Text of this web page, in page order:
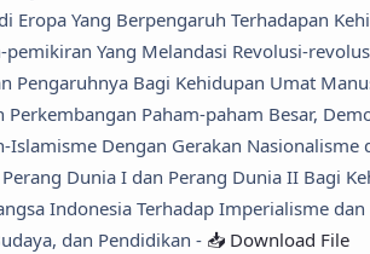
Eropa Yang Berpengaruh Terhadapan
Yang Melandasi Revolusi-
Pengaruhnya Bagi Kehidupan Umat
Perkembangan Paham-paham Besar,
Islamisme Dengan Gerakan Nasionalisme
Dunia I dan Perang Dunia II Bagi
Indonesia Terhadap Imperialisme
dan Pendidikan - 📥 Download File